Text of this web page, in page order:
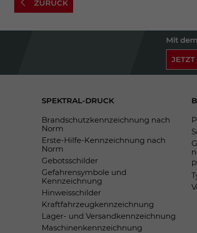
ZURÜCK
Mit
SPEKTRAL-DRUCK
Brandschutzkennzeichnung nach
Norm
Erste-Hilfe-Kennzeichnung nach
Norm
Gebotsschilder
Gefahrensymbole und
Kennzeichnung
Hinweisschilder
Kraftfahrzeugkennzeichnung
Lager- und Versandkennzeichnung
Maschinenkennzeichnung